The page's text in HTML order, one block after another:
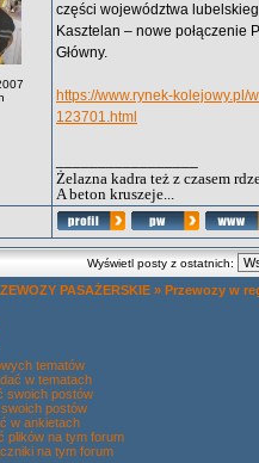
części województwa
Kasztelan – nowe połączenie
Główny.
https://www.rynek-
123701.html
Żelazna kadra też z czasem
A beton kruszeje...
Wyświetl posty z ostatnich:
PASAŻERSKIE » Przewozy w
tematów
w tematach
swoich postów
postów
w ankietach
plików na tym forum
na tym forum